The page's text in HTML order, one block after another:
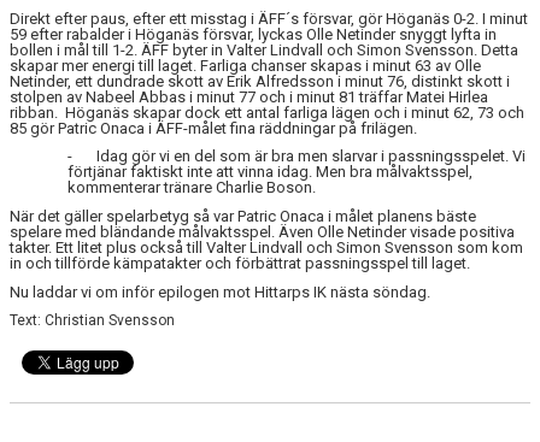
Direkt efter paus, efter ett misstag i ÄFF´s försvar, gör Höganäs 0-2. I minut
59 efter rabalder i Höganäs försvar, lyckas Olle Netinder snyggt lyfta in
bollen i mål till 1-2. ÄFF byter in Valter Lindvall och Simon Svensson. Detta
skapar mer energi till laget. Farliga chanser skapas i minut 63 av Olle
Netinder, ett dundrade skott av Erik Alfredsson i minut 76, distinkt skott i
stolpen av Nabeel Abbas i minut 77 och i minut 81 träffar Matei Hirlea
ribban. Höganäs skapar dock ett antal farliga lägen och i minut 62, 73 och
85 gör Patric Onaca i ÄFF-målet fina räddningar på frilägen.
-
Idag gör vi en del som är bra men slarvar i passningsspelet. Vi
förtjänar faktiskt inte att vinna idag. Men bra målvaktsspel,
kommenterar tränare Charlie Boson.
När det gäller spelarbetyg så var Patric Onaca i målet planens bäste
spelare med bländande målvaktsspel. Även Olle Netinder visade positiva
takter. Ett litet plus också till Valter Lindvall och Simon Svensson som kom
in och tillförde kämpatakter och förbättrat passningsspel till laget.
Nu laddar vi om inför epilogen mot Hittarps IK nästa söndag.
Text: Christian Svensson